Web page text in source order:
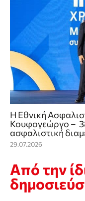
Η Εθνική
Κουφογεώργο –
ασφαλιστική
29.07.2026
Από την